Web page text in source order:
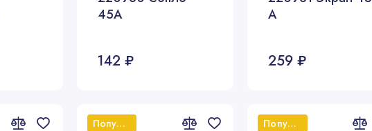
45А
142 ₽
А
259 ₽
Популярный Популярный